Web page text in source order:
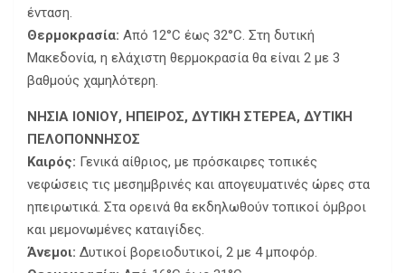
ένταση.
Θερμοκρασία: Από 12°C έως 32°C. Στη δυτική
Μακεδονία, η ελάχιστη θερμοκρασία θα είναι 2 με 3
βαθμούς χαμηλότερη.
ΝΗΣΙΑ ΙΟΝΙΟΥ, ΗΠΕΙΡΟΣ, ΔΥΤΙΚΗ ΣΤΕΡΕΑ, ΔΥΤΙΚΗ
ΠΕΛΟΠΟΝΝΗΣΟΣ
Καιρός: Γενικά αίθριος, με πρόσκαιρες τοπικές
νεφώσεις τις μεσημβρινές και απογευματινές ώρες στα
ηπειρωτικά. Στα ορεινά θα εκδηλωθούν τοπικοί όμβροι
και μεμονωμένες καταιγίδες.
Άνεμοι: Δυτικοί βορειοδυτικοί, 2 με 4 μποφόρ.